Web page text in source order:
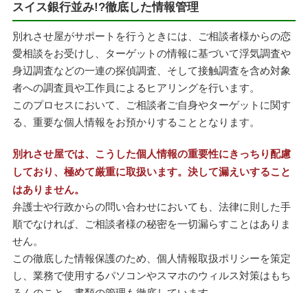
スイス銀行並み!?徹底した情報管理
別れさせ屋がサポートを行うときには、ご相談者様からの恋
愛相談をお受けし、ターゲットの情報に基づいて浮気調査や
身辺調査などの一連の探偵調査、そして接触調査を含め対象
者への調査員や工作員によるヒアリングを行います。
このプロセスにおいて、ご相談者ご自身やターゲットに関す
る、重要な個人情報をお預かりすることとなります。
別れさせ屋では、こうした個人情報の重要性にきっちり配慮
しており、極めて厳重に取扱います。決して漏えいすること
はありません。
弁護士や行政からの問い合わせにおいても、法律に則した手
順でなければ、ご相談者様の秘密を一切漏らすことはありま
せん。
この徹底した情報保護のため、個人情報取扱ポリシーを策定
し、業務で使用するパソコンやスマホのウィルス対策はもち